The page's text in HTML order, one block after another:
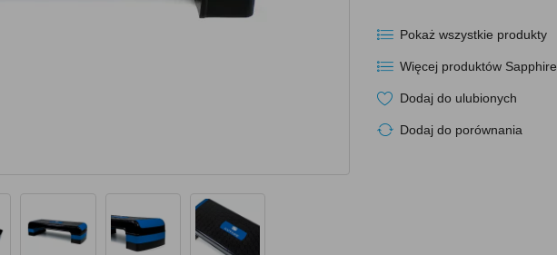
Pokaż wszystkie produkty
Więcej produktów Sapphire
Dodaj do ulubionych
Dodaj do porównania